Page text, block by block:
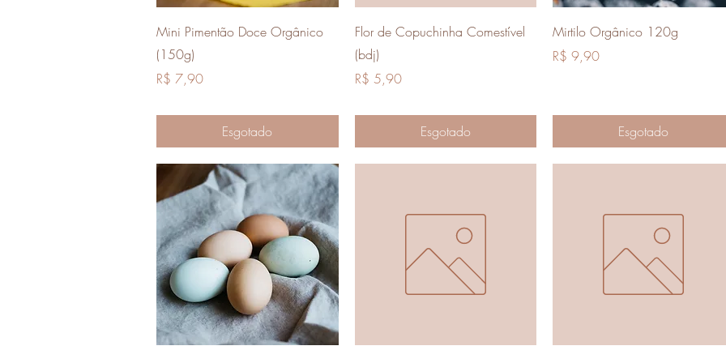
Visualização rápida
Mini Pimentão Doce Orgânico
(150g)
Preço
R$ 7,90
Esgotado
Visualização rápida
Flor de Copuchinha Comestível
(bdj)
Preço
R$ 5,90
Esgotado
Visualização rápida
Mirtilo Orgânico 120g
Preço
R$ 9,90
Esgotado